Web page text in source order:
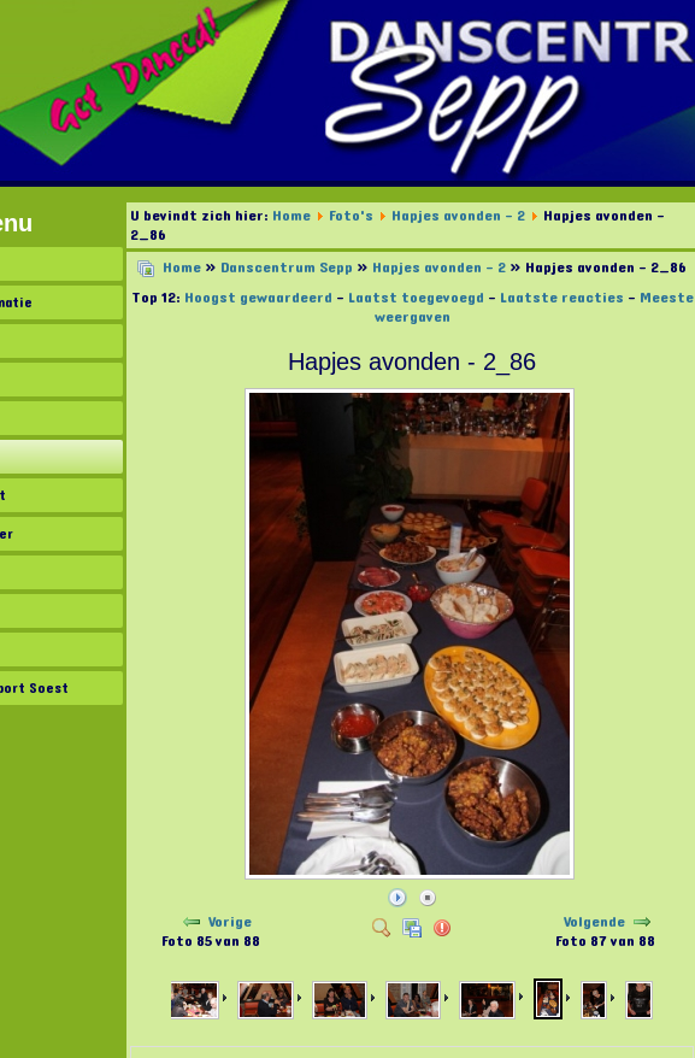
Soest
U bevindt zich hier: Home Foto's Hapjes avonden - 2 Hapjes avonden -
2_86
Home» Danscentrum Sepp » Hapjes avonden - 2» Hapjes avonden - 2_86
Top 12: Hoogst gewaardeerd - Laatst toegevoegd - Laatste reacties - Meeste
weergaven
Hapjes avonden - 2_86
Vorige
Foto 85 van 88
Volgende
Foto 87 van 88